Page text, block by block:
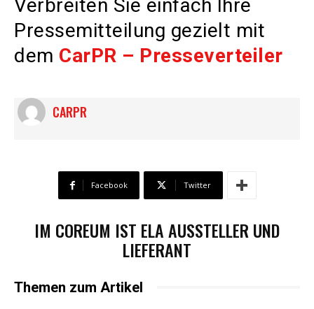
Verbreiten Sie einfach Ihre
Pressemitteilung gezielt mit
dem CarPR – Presseverteiler
CARPR
Facebook Twitter
IM COREUM IST ELA AUSSTELLER UND
LIEFERANT
Themen zum Artikel